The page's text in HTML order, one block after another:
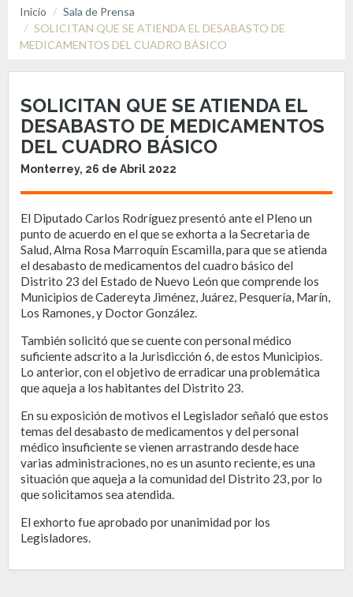
Inicio
Sala de Prensa
SOLICITAN QUE SE ATIENDA EL DESABASTO DE
MEDICAMENTOS DEL CUADRO BÁSICO
SOLICITAN QUE SE ATIENDA EL
DESABASTO DE MEDICAMENTOS
DEL CUADRO BÁSICO
Monterrey, 26 de Abril 2022
El Diputado Carlos Rodríguez presentó ante el Pleno un
punto de acuerdo en el que se exhorta a la Secretaria de
Salud, Alma Rosa Marroquín Escamilla, para que se atienda
el desabasto de medicamentos del cuadro básico del
Distrito 23 del Estado de Nuevo León que comprende los
Municipios de Cadereyta Jiménez, Juárez, Pesquería, Marín,
Los Ramones, y Doctor González.
También solicitó que se cuente con personal médico
suficiente adscrito a la Jurisdicción 6, de estos Municipios.
Lo anterior, con el objetivo de erradicar una problemática
que aqueja a los habitantes del Distrito 23.
En su exposición de motivos el Legislador señaló que estos
temas del desabasto de medicamentos y del personal
médico insuficiente se vienen arrastrando desde hace
varias administraciones, no es un asunto reciente, es una
situación que aqueja a la comunidad del Distrito 23, por lo
que solicitamos sea atendida.
El exhorto fue aprobado por unanimidad por los
Legisladores.